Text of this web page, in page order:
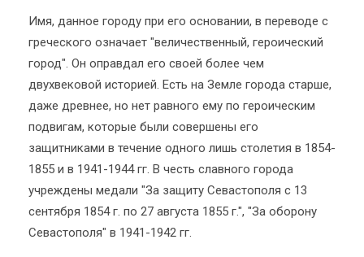
Имя, данное городу при его основании, в переводе с
греческого означает "величественный, героический
город". Он оправдал его своей более чем
двухвековой историей. Есть на Земле города старше,
даже древнее, но нет равного ему по героическим
подвигам, которые были совершены его
защитниками в течение одного лишь столетия в 1854-
1855 и в 1941-1944 гг. В честь славного города
учреждены медали "За защиту Севастополя с 13
сентября 1854 г. по 27 августа 1855 г.", "За оборону
Севастополя" в 1941-1942 гг.